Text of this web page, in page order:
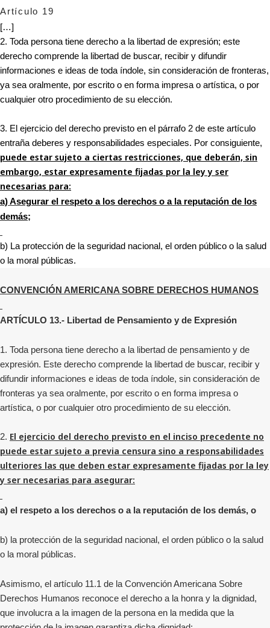
Artículo 19
[…]
2. Toda persona tiene derecho a la libertad de expresión; este
derecho comprende la libertad de buscar, recibir y difundir
informaciones e ideas de toda índole, sin consideración de fronteras,
ya sea oralmente, por escrito o en forma impresa o artística, o por
cualquier otro procedimiento de su elección.
3. El ejercicio del derecho previsto en el párrafo 2 de este artículo
entraña deberes y responsabilidades especiales. Por consiguiente,
puede estar sujeto a ciertas restricciones, que deberán, sin
embargo, estar expresamente fijadas por la ley y ser
necesarias para:
a) Asegurar el respeto a los derechos o a la reputación de los
demás;
b) La protección de la seguridad nacional, el orden público o la salud
o la moral públicas.
CONVENCIÓN AMERICANA SOBRE DERECHOS HUMANOS
ARTÍCULO 13.- Libertad de Pensamiento y de Expresión
1. Toda persona tiene derecho a la libertad de pensamiento y de
expresión. Este derecho comprende la libertad de buscar, recibir y
difundir informaciones e ideas de toda índole, sin consideración de
fronteras ya sea oralmente, por escrito o en forma impresa o
artística, o por cualquier otro procedimiento de su elección.
2. El ejercicio del derecho previsto en el inciso precedente no
puede estar sujeto a previa censura sino a responsabilidades
ulteriores las que deben estar expresamente fijadas por la ley
y ser necesarias para asegurar:
a) el respeto a los derechos o a la reputación de los demás, o
b) la protección de la seguridad nacional, el orden público o la salud
o la moral públicas.
Asimismo, el artículo 11.1 de la Convención Americana Sobre
Derechos Humanos reconoce el derecho a la honra y la dignidad,
que involucra a la imagen de la persona en la medida que la